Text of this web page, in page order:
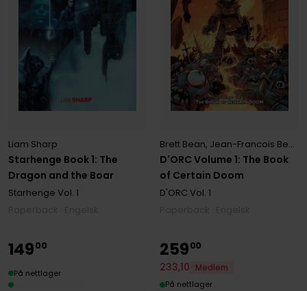
Starhenge Book 1: The
Dragon and the Boar
Liam Sharp
Starhenge Vol. 1
D'ORC Volume 1: The Book
of Certain Doom
Brett Bean, Jean-Francois Beaulieu
D'ORC Vol. 1
14900
På nettlager
25900
233,10
Medlem
På nettlager